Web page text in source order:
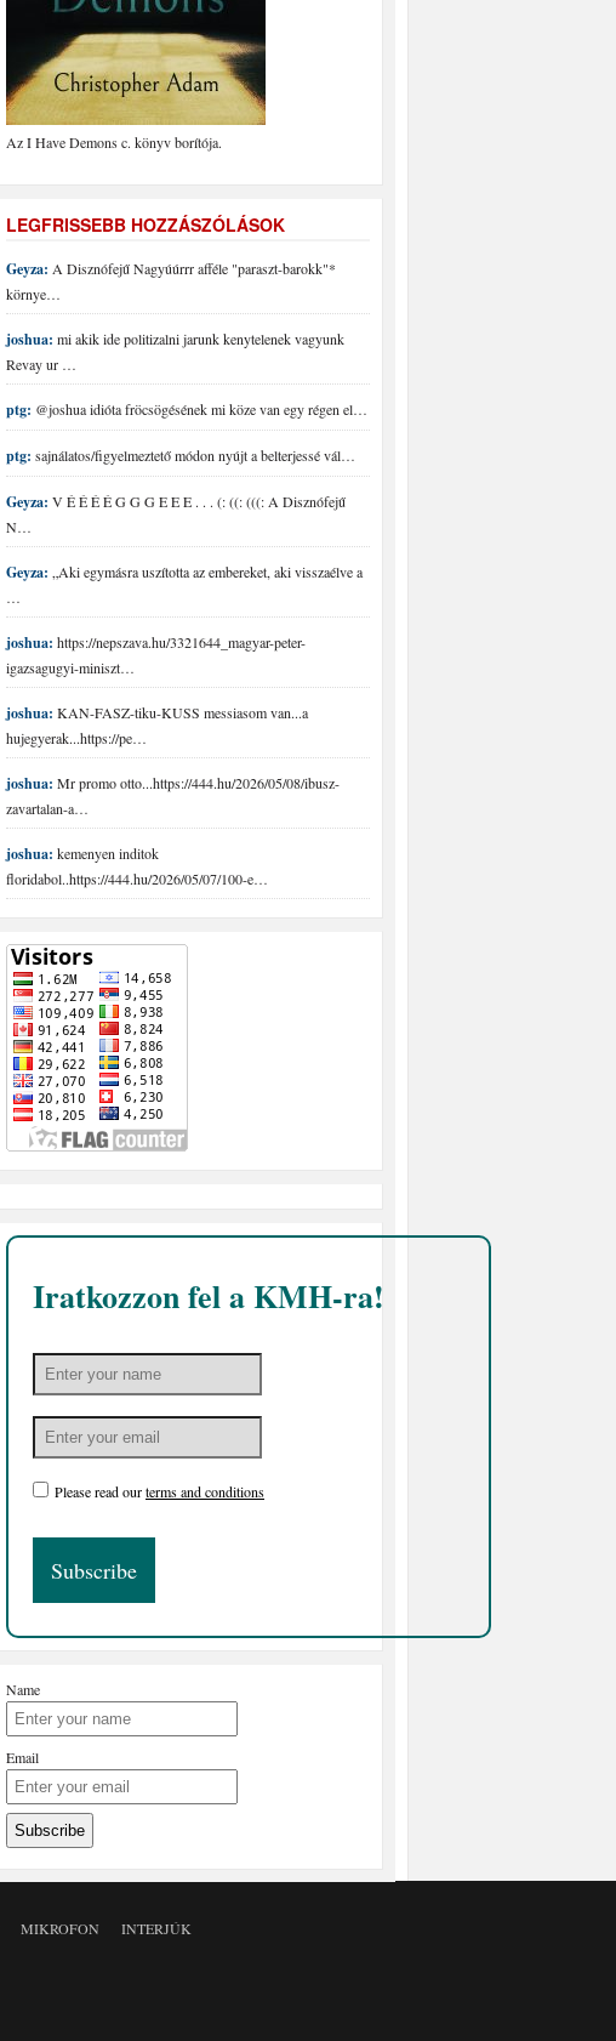
Az I Have Demons c. könyv borítója.
LEGFRISSEBB HOZZÁSZÓLÁSOK
Geyza: A Disznófejű Nagyúúrrr afféle "paraszt-barokk"*
környe…
joshua: mi akik ide politizalni jarunk kenytelenek vagyunk
Revay ur …
ptg: @joshua idióta fröcsögésének mi köze van egy régen el…
ptg: sajnálatos/figyelmeztető módon nyújt a belterjessé vál…
Geyza: V É É É É G G G E E E . . . (: ((: (((: A Disznófejű
N…
Geyza: „Aki egymásra uszította az embereket, aki visszaélve a
…
joshua: https://nepszava.hu/3321644_magyar-peter-
igazsagugyi-miniszt…
joshua: KAN-FASZ-tiku-KUSS messiasom van...a
hujegyerak...https://pe…
joshua: Mr promo otto...https://444.hu/2026/05/08/ibusz-
zavartalan-a…
joshua: kemenyen inditok
floridabol..https://444.hu/2026/05/07/100-e…
Iratkozzon fel a KMH-ra!
Please read ourterms and conditions
Name
Email
MIKROFON INTERJÚK